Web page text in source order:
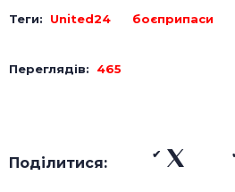
Теги: United24 боєприпаси
Переглядів: 465
Поділитися: